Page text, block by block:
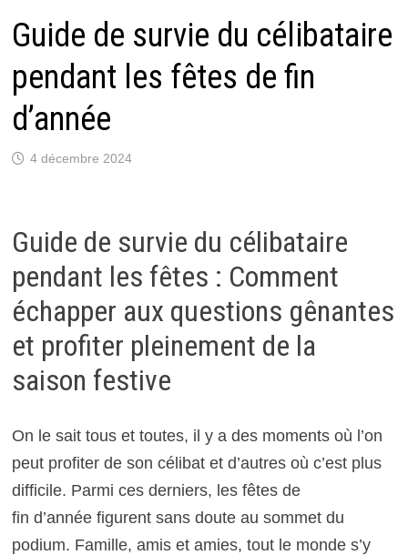
Guide de survie du célibataire
pendant les fêtes de fin
d’année
4 décembre 2024
Guide de survie du célibataire
pendant les fêtes : Comment
échapper aux questions gênantes
et profiter pleinement de la
saison festive
On le sait tous et toutes, il y a des moments où l’on
peut profiter de son célibat et d’autres où c’est plus
difficile. Parmi ces derniers, les fêtes de
fin d’annéefigurent sans doute au sommet du
podium. Famille, amis et amies, tout le monde s’y